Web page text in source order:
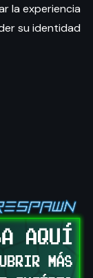
la experiencia
su identidad